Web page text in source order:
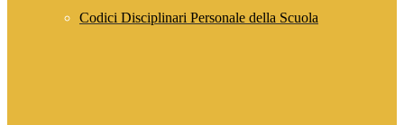
Codici Disciplinari Personale della Scuola